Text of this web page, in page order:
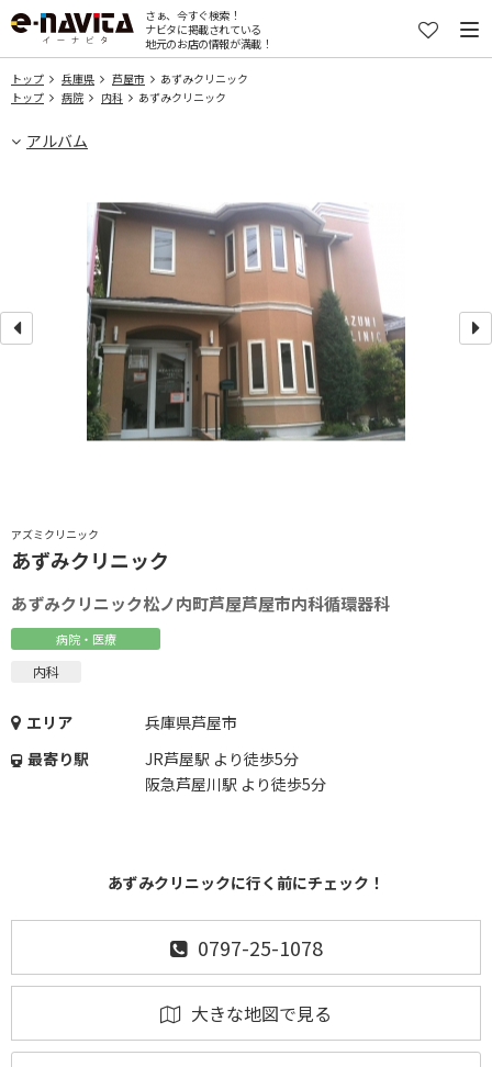
さぁ、今すぐ検索！
ナビタに掲載されている
地元のお店の情報が満載！
トップ 兵庫県 芦屋市
あずみクリニック
トップ
病院 内科 あずみクリニック
アルバム
アズミクリニック
あずみクリニック
あずみクリニック松ノ内町芦屋芦屋市内科循環器科
病院・医療
内科
エリア
兵庫県芦屋市
最寄り駅
JR芦屋駅 より徒歩5分
阪急芦屋川駅 より徒歩5分
あずみクリニックに行く前にチェック！
0797-25-1078
大きな地図で見る